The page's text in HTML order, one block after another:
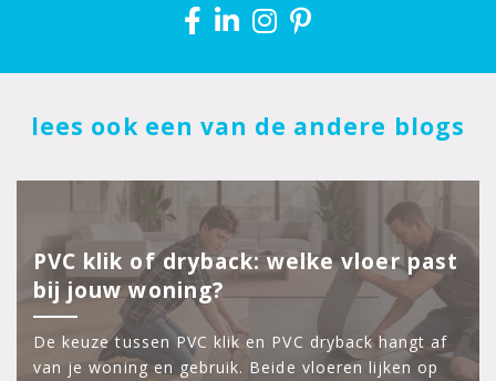
lees ook een van de andere blogs
PVC klik of dryback: welke vloer past
bij jouw woning?
De keuze tussen PVC klik en PVC dryback hangt af
van je woning en gebruik. Beide vloeren lijken op